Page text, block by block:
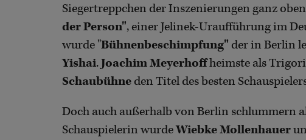
Siegertreppchen der Inszenierungen ganz
der Person", einer Jelinek-Uraufführung im
wurde "Bühnenbeschimpfung" der in Berlin
Yishai.Joachim Meyerhoffheimste als
Schaubühne den Titel des besten
Doch auch außerhalb von Berlin schlummern
Schauspielerin wurdeWiebke Mollenhauer